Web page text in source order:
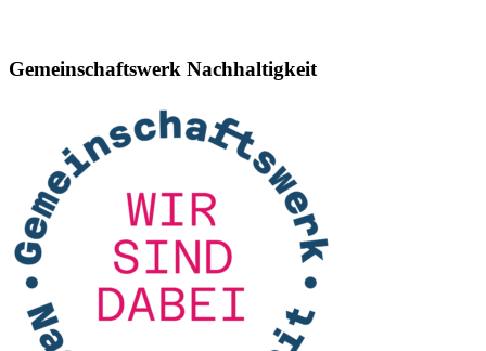
Gemeinschaftswerk Nachhaltigkeit